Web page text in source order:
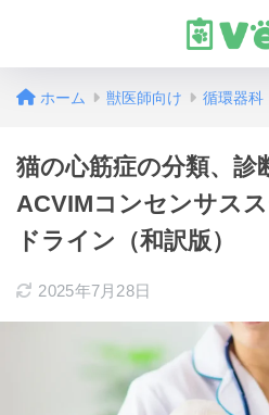
ホーム 獣医師向け 循環器科
猫の心筋症の分類、診
ACVIMコンセンサス
ドライン（和訳版）
2025年7月28日